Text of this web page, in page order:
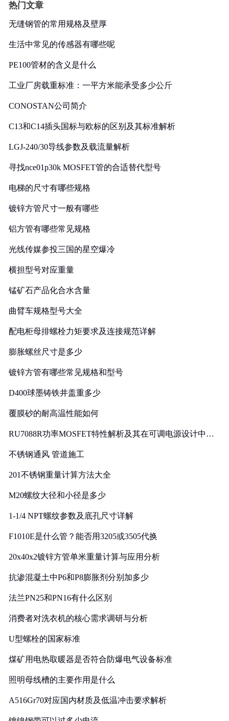
热门文章
无缝钢管的常用规格及壁厚
生活中常见的传感器有哪些呢
PE100管材的含义是什么
工业厂房载重标准：一平方米能承受多少公斤
CONOSTAN公司简介
C13和C14插头国标与欧标的区别及其标准解析
LGJ-240/30导线参数及载流量解析
寻找nce01p30k MOSFET管的合适替代型号
电梯的尺寸有哪些规格
镀锌方管尺寸一般有哪些
铝方管有哪些常见规格
光线传媒参投三国的星空爆冷
横担型号对应重量
锰矿石产品化合水含量
曲臂车规格型号大全
配电柜母排螺栓力矩要求及连接规范详解
膨胀螺丝尺寸是多少
镀锌方管有哪些常见规格和型号
D400球墨铸铁井盖重多少
覆膜砂的耐高温性能如何
RU7088R功率MOSFET特性解析及其在可调电源设计中的
不锈钢通风 管道施工
201不锈钢重量计算方法大全
M20螺纹大径和小径是多少
1-1/4 NPT螺纹参数及底孔尺寸详解
F1010E是什么管？能否用3205或3505代换
20x40x2镀锌方管单米重量计算与应用分析
抗渗混凝土中P6和P8膨胀剂分别加多少
法兰PN25和PN16有什么区别
消费者对洗衣机的核心需求调研与分析
U型螺栓的国家标准
煤矿用电热取暖器是否符合防爆电气设备标准
照明母线槽的主要作用是什么
A516Gr70对应国内材质及低温冲击要求解析